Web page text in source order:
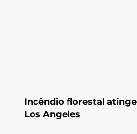
Incêndio florestal atinge
Los Angeles